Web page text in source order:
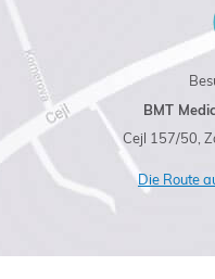
BMT
Cejl 157/50,
Die Route